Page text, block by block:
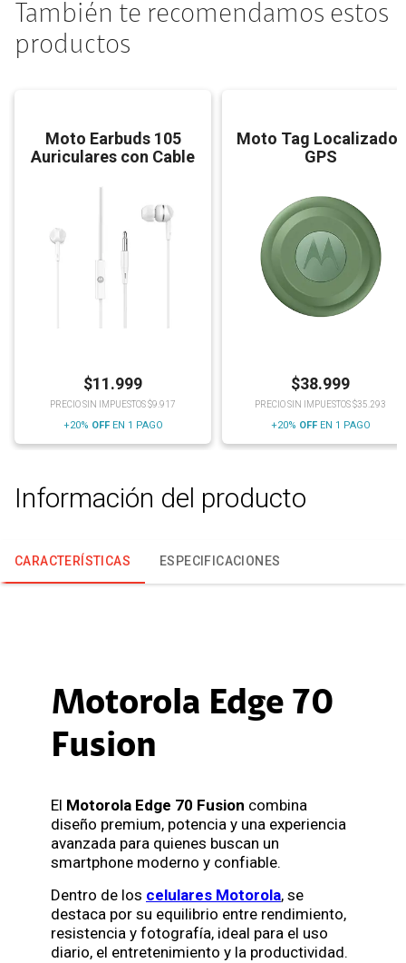
También te recomendamos estos
productos
Moto Earbuds 105
Auriculares con Cable
$11.999
PRECIO SIN IMPUESTOS $9.917
+20% OFFEN 1 PAGO
Moto Tag Localizador
GPS
$38.999
PRECIO SIN IMPUESTOS $35.293
+20% OFFEN 1 PAGO
Información del producto
CARACTERÍSTICAS ESPECIFICACIONES
Motorola Edge 70
Fusion
El Motorola Edge 70 Fusion combina
diseño premium, potencia y una experiencia
avanzada para quienes buscan un
smartphone moderno y confiable.
Dentro de los celulares Motorola, se
destaca por su equilibrio entre rendimiento,
resistencia y fotografía, ideal para el uso
diario, el entretenimiento y la productividad.